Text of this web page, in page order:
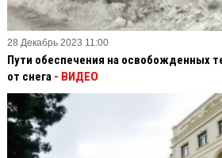
28 Декабрь 2023 11:00
Пути обеспечения на освобожденных
от снега - ВИДЕО